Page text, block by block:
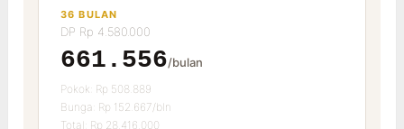
36 BULAN
DP Rp 4.580.000
661.556/bulan
Pokok: Rp 508.889
Bunga: Rp 152.667/bln
Total: Rp 28.416.000